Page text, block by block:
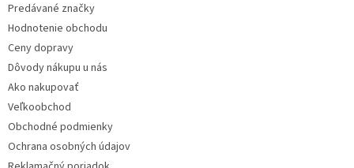
Predávané značky
Hodnotenie obchodu
Ceny dopravy
Dôvody nákupu u nás
Ako nakupovať
Veľkoobchod
Obchodné podmienky
Ochrana osobných údajov